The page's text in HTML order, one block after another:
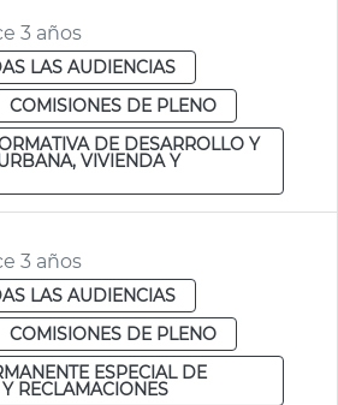
3 años
LAS AUDIENCIAS
COMISIONES DE PLENO
DE DESARROLLO Y
VIVIENDA Y
3 años
LAS AUDIENCIAS
COMISIONES DE PLENO
ESPECIAL DE
RECLAMACIONES